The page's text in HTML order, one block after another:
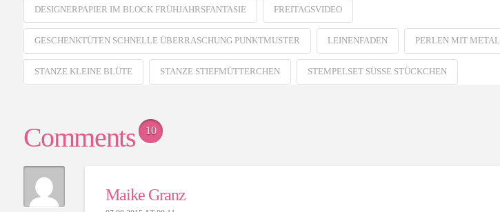
DESIGNERPAPIER IM BLOCK FRÜHJAHRSFANTASIE
FREITAGSVIDEO
GESCHENKTÜTEN SCHNELLE ÜBERRASCHUNG PUNKTMUSTER LEINENFADEN PERLEN MIT
STANZE KLEINE BLÜTE STANZE STIEFMÜTTERCHEN STEMPELSET SÜSSE STÜCKCHEN
Comments 10
Maike Granz